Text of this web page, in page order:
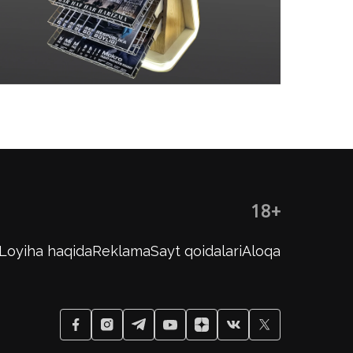
18+
Loyiha haqidaReklamaSayt qoidalariAloqa